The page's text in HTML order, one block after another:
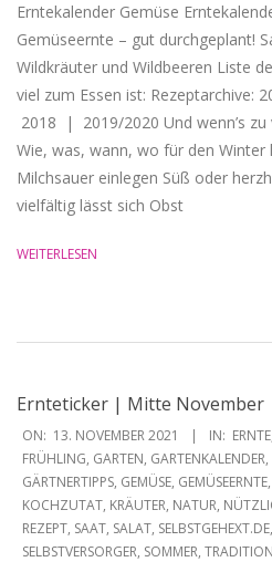
Erntekalender Gemüse
Gemüseernte – gut durchgeplant!
Wildkräuter und Wildbeeren Liste
viel zum Essen ist:
2018 | 2019/2020 Und wenn’s zu
Wie, was, wann, wo für den Winter
Milchsauer einlegen Süß oder
vielfältig lässt sich Obst
WEITERLESEN
Ernteticker | Mitte November
2021-
11-
13
ON: 13. NOVEMBER 2021 IN: ERNTE
FRÜHLING, GARTEN, GARTENKALENDER,
GÄRTNERTIPPS, GEMÜSE, GEMÜSEERNTE,
KOCHZUTAT, KRÄUTER, NATUR,
REZEPT, SAAT, SALAT, SELBSTGEHEXT.DE,
SELBSTVERSORGER, SOMMER, TRADITION